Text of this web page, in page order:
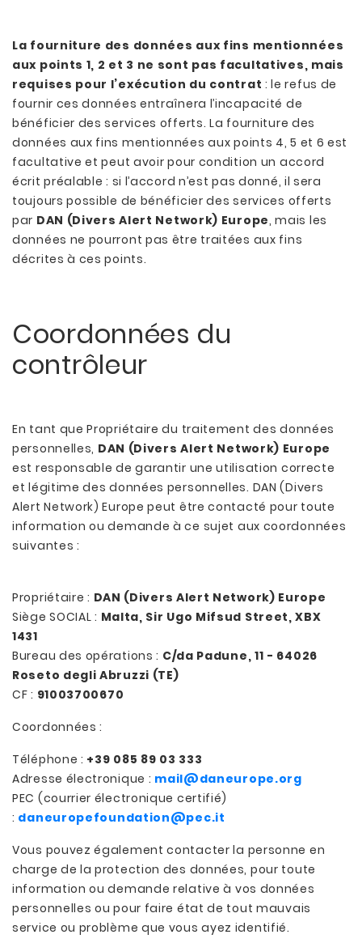
La fourniture des données aux fins mentionnées
aux points 1, 2 et 3 ne sont pas facultatives, mais
requises pour l’exécution du contrat : le refus de
fournir ces données entraînera l’incapacité de
bénéficier des services offerts. La fourniture des
données aux fins mentionnées aux points 4, 5 et 6 est
facultative et peut avoir pour condition un accord
écrit préalable : si l’accord n’est pas donné, il sera
toujours possible de bénéficier des services offerts
par DAN (Divers Alert Network) Europe, mais les
données ne pourront pas être traitées aux fins
décrites à ces points.
Coordonnées du
contrôleur
En tant que Propriétaire du traitement des données
personnelles, DAN (Divers Alert Network) Europe
est responsable de garantir une utilisation correcte
et légitime des données personnelles. DAN (Divers
Alert Network) Europe peut être contacté pour toute
information ou demande à ce sujet aux coordonnées
suivantes :
Propriétaire : DAN (Divers Alert Network) Europe
Siège SOCIAL : Malta, Sir Ugo Mifsud Street, XBX
1431
Bureau des opérations : C/da Padune, 11 - 64026
Roseto degli Abruzzi (TE)
CF : 91003700670
Coordonnées :
Téléphone : +39 085 89 03 333
Adresse électronique : mail@daneurope.org
PEC (courrier électronique certifié)
: daneuropefoundation@pec.it
Vous pouvez également contacter la personne en
charge de la protection des données, pour toute
information ou demande relative à vos données
personnelles ou pour faire état de tout mauvais
service ou problème que vous ayez identifié.